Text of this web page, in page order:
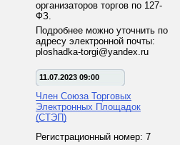
организаторов торгов по 127-
ФЗ.
Подробнее можно уточнить по
адресу электронной почты:
ploshadka-torgi@yandex.ru
11.07.2023 09:00
Член Союза Торговых
Электронных Площадок
(СТЭП)
Регистрационный номер: 7